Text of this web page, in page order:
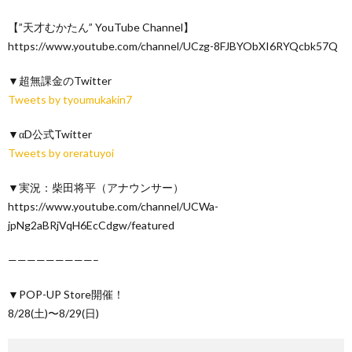
【”天才むかたん” YouTube Channel】
https://www.youtube.com/channel/UCzg-8FJBYObXI6RYQcbk57Q
▼超無課金のTwitter
Tweets by tyoumukakin7
▼αD公式Twitter
Tweets by oreratuyoi
▼実況：柴田将平（アナウンサー）
https://www.youtube.com/channel/UCWa-
jpNg2aBRjVqH6EcCdgw/featured
—————————–
▼POP-UP Store開催！
8/28(土)〜8/29(日)